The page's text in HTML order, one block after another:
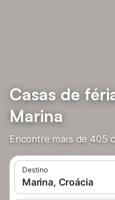
Casas de
Marina
Encontre mais de 405
Destino
Marina, Croácia